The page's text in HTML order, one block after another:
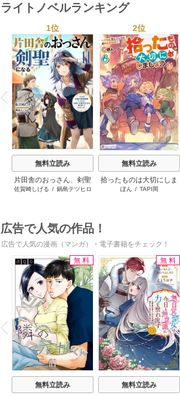
ライトノベルランキング
P
r
e
v
i
o
u
s
1位
無料立読み
片田舎のおっさん、剣聖
になる ～ただの田舎の
ってくれない件～
佐賀崎しげる / 鍋島テツヒロ
2位
無料立読み
拾ったものは大切にしま
しょう ～子狼に気に入ら
ぽん / TAPI岡
広告で人気の作品！
広告で人気の漫画（マンガ）・電子書籍をチェック！
P
r
e
v
i
o
u
s
無料
無料立読み
無料
無料立読み